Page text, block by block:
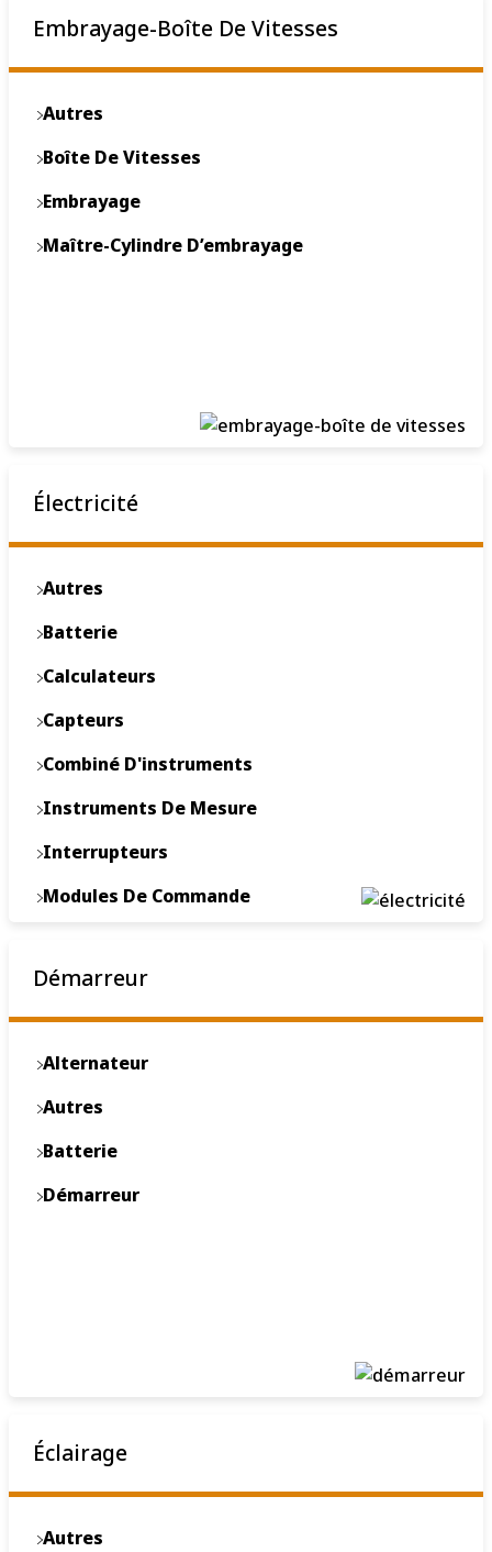
Moyeu-Portant
Pivot De Fusée
Pompe
Ressort Amortisseur
Roues Et Composants
Embrayage-Boîte De Vitesses
Autres
Boîte De Vitesses
Embrayage
Maître-Cylindre D’embrayage
Électricité
Autres
Batterie
Calculateurs
Capteurs
Combiné D'instruments
Instruments De Mesure
Interrupteurs
Modules De Commande
Relais
Système De Navigation
Ventilateur De Radiateur
Démarreur
Alternateur
Autres
Batterie
Démarreur
Éclairage
Autres